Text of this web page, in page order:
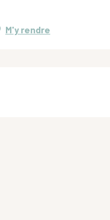
M'y rendre